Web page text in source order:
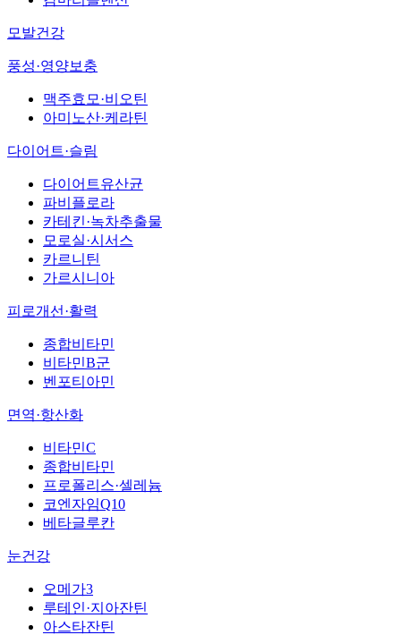
모발건강
풍성·영양보충
맥주효모·비오틴
아미노산·케라틴
다이어트·슬림
다이어트유산균
파비플로라
카테킨·녹차추출물
모로실·시서스
카르니틴
가르시니아
피로개선·활력
종합비타민
비타민B군
벤포티아민
면역·항산화
비타민C
종합비타민
프로폴리스·셀레늄
코엔자임Q10
베타글루칸
눈건강
오메가3
루테인·지아잔틴
아스타잔틴